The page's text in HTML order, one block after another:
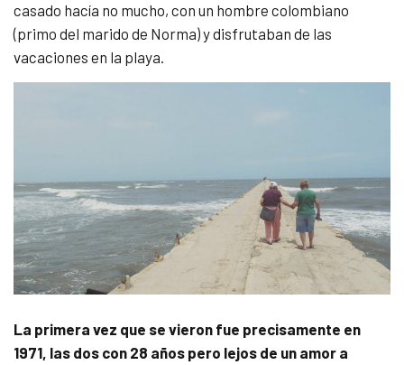
casado hacía no mucho, con un hombre colombiano
(primo del marido de Norma) y disfrutaban de las
vacaciones en la playa.
La primera vez que se vieron fue precisamente en
1971, las dos con 28 años pero lejos de un amor a